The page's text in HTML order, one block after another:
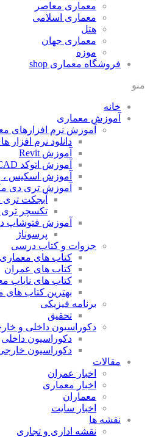
معماری معاصر
معماری اسلامی
هتل
معماری جهان
موزه
فروشگاه معماری shop
منو
خانه
آموزش معماری
آموزش نرم افزارهای
دانلود نرم افزار
آموزش Revit
آموزش اتوکد Auto CAD
آموزش اسکیس ،
آموزش تری دی
آبجکت
تکسچر
آموزش فتوشاپ
پرسوناژ
جزوات و کتاب درسی
کتاب های معماری
کتاب های عمران
کتاب های نایاب
بهترین کتاب
برنامه فیزیکی
تحقیق
دکوراسیون داخلی و
دکوراسیون داخلی
دکوراسیون
مقالات
اخبار عمران
اخبار معماری
معماران
اخبار سایت
نقشه ها
نقشه اداری و تجاری